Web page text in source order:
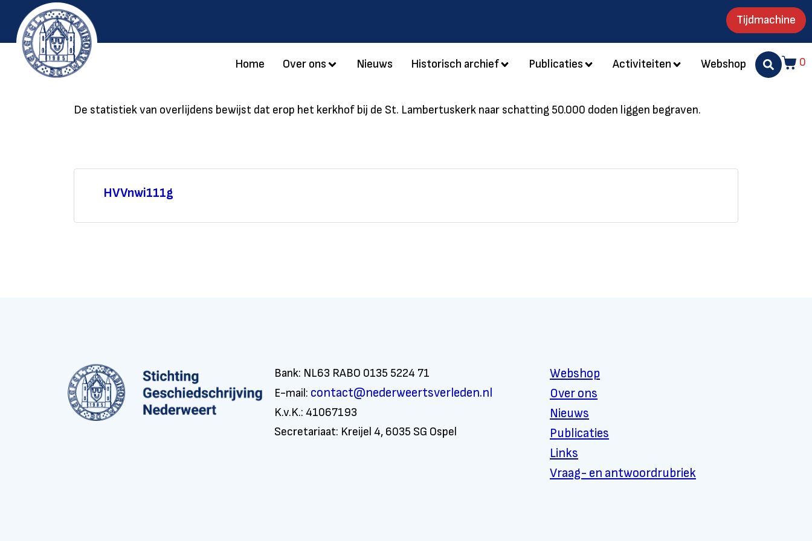
Tijdmachine
Home Over ons Nieuws Historisch archief Publicaties Activiteiten Webshop 0
De statistiek van overlijdens bewijst dat erop het kerkhof bij de St. Lambertuskerk naar schatting 50.000 doden liggen begraven.
HVVnwi111g
Bank: NL63 RABO 0135 5224 71
E-mail: contact@nederweertsverleden.nl
K.v.K.: 41067193
Secretariaat: Kreijel 4, 6035 SG Ospel
Webshop
Over ons
Nieuws
Publicaties
Links
Vraag- en antwoordrubriek